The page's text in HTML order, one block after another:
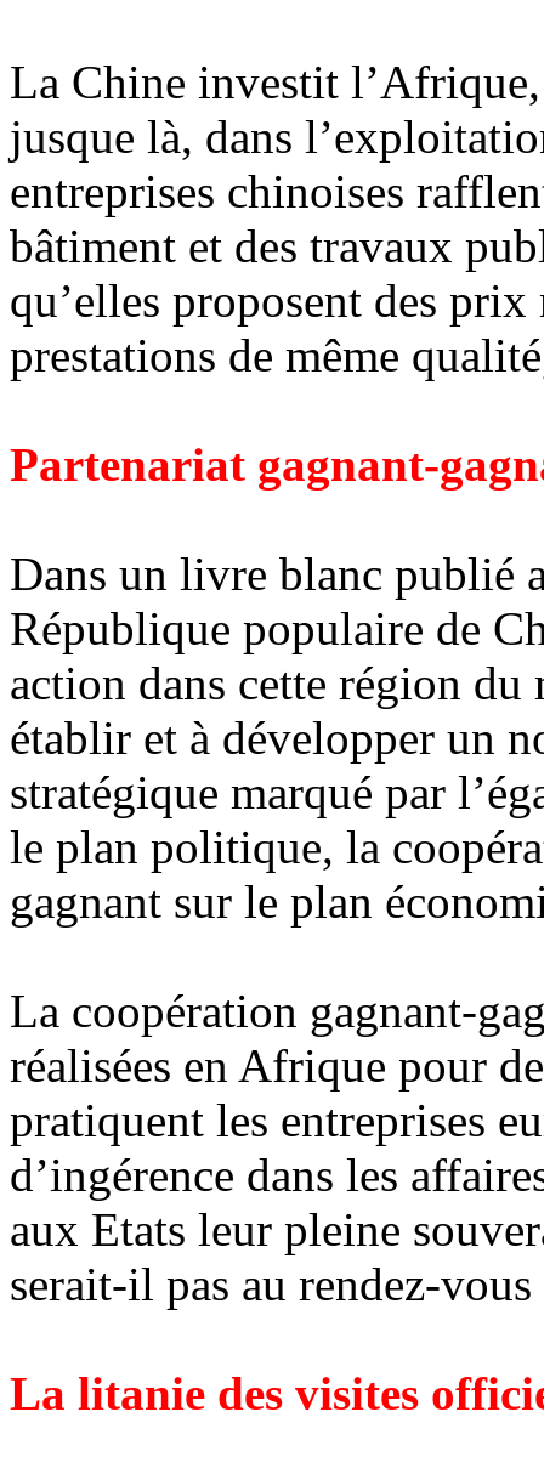
La Chine investit
jusque là, dans
entreprises chinoises
bâtiment et des travaux
qu’elles proposent des
prestations de même
Partenariat gagnant-
Dans un livre blanc publié
République populaire de
action dans cette région
établir et à développer un
stratégique marqué par
le plan politique, la
gagnant sur le plan
La coopération gagnant-
réalisées en Afrique pour
pratiquent les entreprises
d’ingérence dans les
aux Etats leur pleine
serait-il pas au rendez-
La litanie des visites